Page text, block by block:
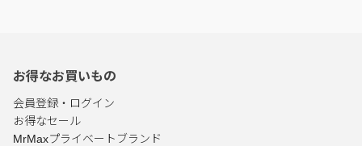
お得なお買いもの
会員登録・ログイン
お得なセール
MrMaxプライベートブランド